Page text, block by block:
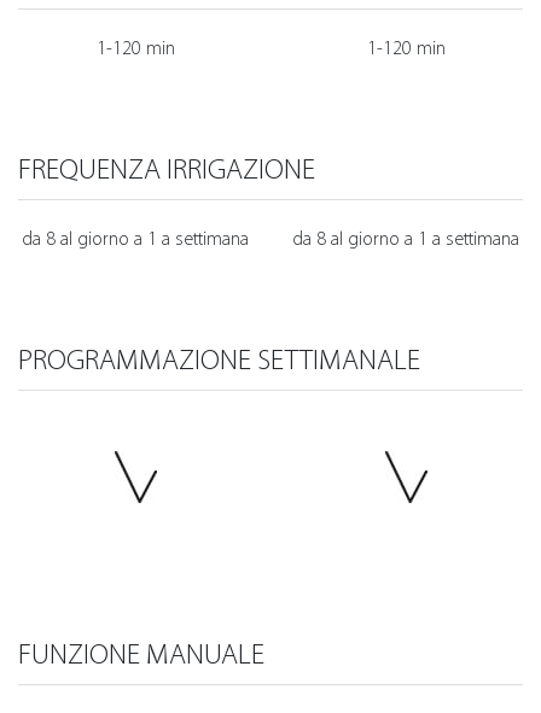
1-120 min 1-120 min
FREQUENZA IRRIGAZIONE
da 8 al giorno a 1 a settimana da 8 al giorno a 1 a settimana
PROGRAMMAZIONE SETTIMANALE
FUNZIONE MANUALE